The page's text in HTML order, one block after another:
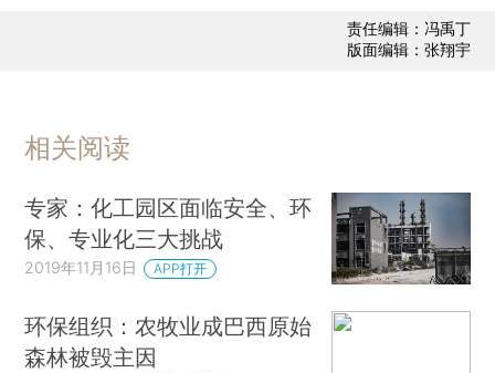
责任编辑：冯禹丁
版面编辑：张翔宇
相关阅读
专家：化工园区面临安全、环
保、专业化三大挑战
2019年11月16日 APP打开
环保组织：农牧业成巴西原始
森林被毁主因